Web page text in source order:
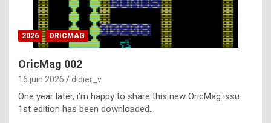
i
ff
i
l
t
2026 ORICMAG
OricMag 002
16 juin 2026 didier_v
One year later, i’m happy to share this new OricMag issu.
1st edition has been downloaded…